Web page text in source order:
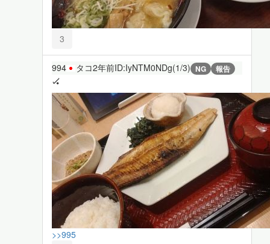
3
994 タコ2年前ID:IyNTM0NDg(1/3) NG 報告
🏑
>>995